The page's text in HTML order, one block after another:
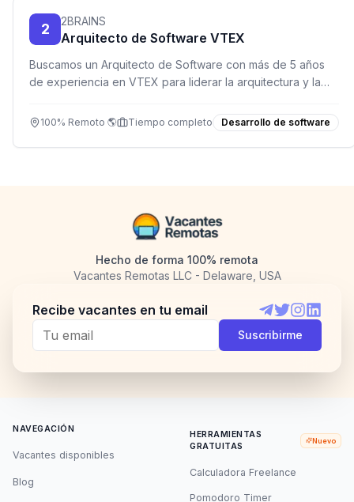
2 2BRAINS
Arquitecto de Software VTEX
Buscamos un Arquitecto de Software con más de 5 años
de experiencia en VTEX para liderar la arquitectura y la
remoto.
100% Remoto 🌎 Tiempo completo Desarrollo de software
Hecho de forma 100% remota
Vacantes Remotas LLC - Delaware, USA
Recibe vacantes en tu email
Telegram
TwitterInstagram
Suscribirme
NAVEGACIÓN
Vacantes disponibles
Blog
HERRAMIENTAS
GRATUITAS
Nuevo
Calculadora Freelance
Pomodoro Timer